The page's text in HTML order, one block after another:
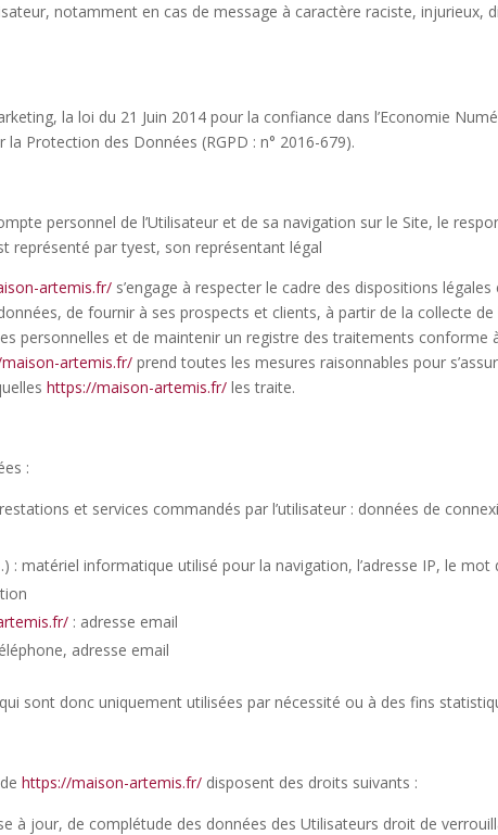
notamment en cas de message à caractère raciste, injurieux,
la loi du 21 Juin 2014 pour la confiance dans l’Economie
la Protection des Données (RGPD : n° 2016-679).
personnel de l’Utilisateur et de sa navigation sur le Site, le
représenté par tyest, son représentant légal
artemis.fr/ s’engage à respecter le cadre des dispositions légales
de fournir à ses prospects et clients, à partir de la collecte de
personnelles et de maintenir un registre des traitements conforme
artemis.fr/ prend toutes les mesures raisonnables pour
https://maison-artemis.fr/ les traite.
:
et services commandés par l’utilisateur : données de
informatique utilisé pour la navigation, l’adresse IP, le mot
: adresse email
adresse email
sont donc uniquement utilisées par nécessité ou à des fins
dehttps://maison-artemis.fr/ disposent des droits suivants :
à jour, de complétude des données des Utilisateurs droit de